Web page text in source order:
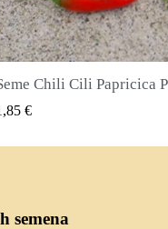
QUICK
€
semena